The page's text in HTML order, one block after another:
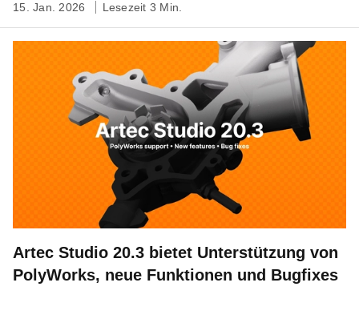
15. Jan. 2026 Lesezeit 3 Min.
Artec Studio 20.3 bietet Unterstützung von
PolyWorks, neue Funktionen und Bugfixes